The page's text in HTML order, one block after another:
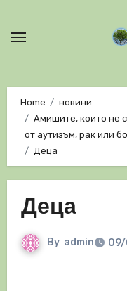
Home
новини
Амишите, които не
от аутизъм, рак или
Деца
Деца
By admin 09/